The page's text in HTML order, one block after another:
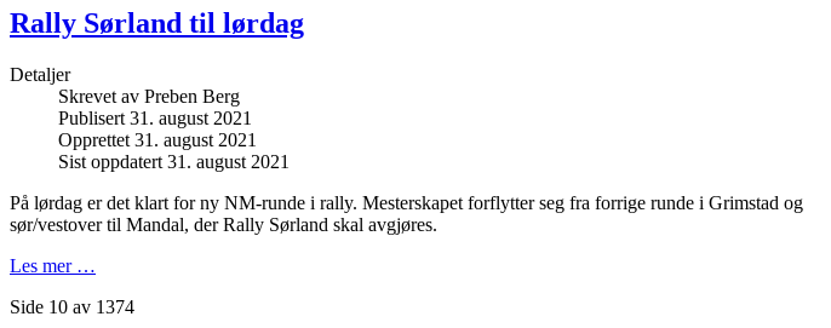
Rally Sørland til lørdag
Detaljer
Skrevet av Preben Berg
Publisert 31. august 2021
Opprettet 31. august 2021
Sist oppdatert 31. august 2021
På lørdag er det klart for ny NM-runde i rally. Mesterskapet forflytter seg fra forrige runde i Grimstad og
sør/vestover til Mandal, der Rally Sørland skal avgjøres.
Les mer …
Side 10 av 1374